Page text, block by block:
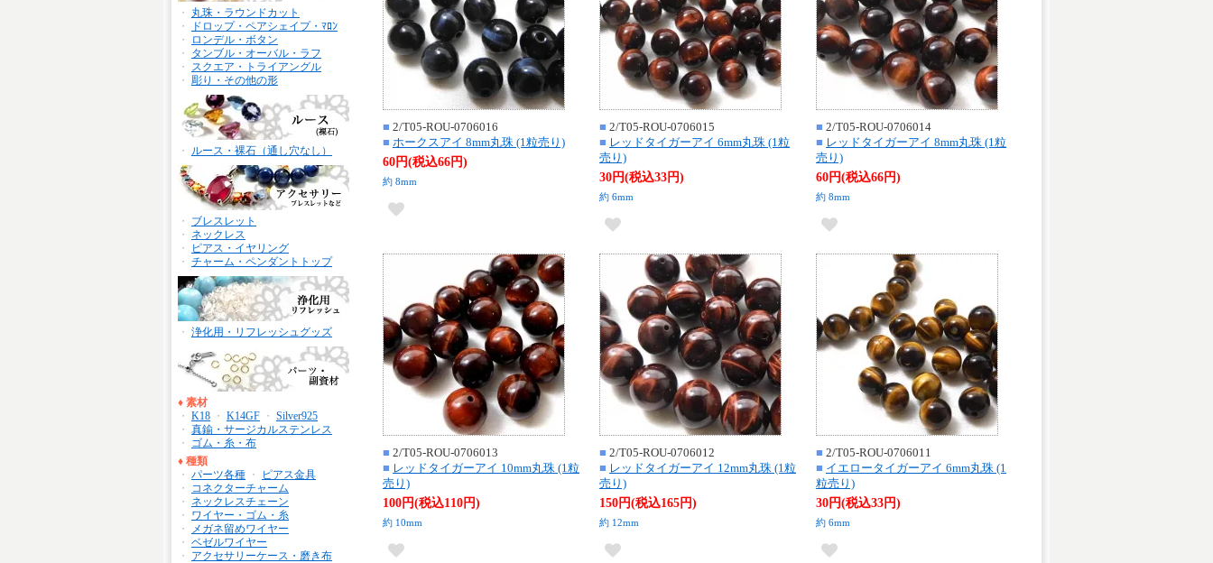
・
丸珠・ラウンドカット
・
ドロップ・ペアシェイプ・ﾏﾛﾝ
・
ロンデル・ボタン
・
タンブル・オーバル・ラフ
・
スクエア・トライアングル
・ 彫り・その他の形
・ ルース・裸石（通し穴なし）
・
ブレスレット
・
ネックレス
・
ピアス・イヤリング
・ チャーム・ペンダントトップ
・ 浄化用・リフレッシュグッズ
♦ 素材
・ K18 ・ K14GF ・ Silver925
・ 真鍮・サージカルステンレス
・
ゴム・糸・布
♦ 種類
・ パーツ各種 ・
ピアス金具
・
コネクターチャーム
・
ネックレスチェーン
・
ワイヤー・ゴム・糸
・
メガネ留めワイヤー
・ ベゼルワイヤー
・
アクセサリーケース・磨き布
■ 2/T05-ROU-0706016
■ ホークスアイ 8mm丸珠 (1粒売り)
60円(税込66円)
約 8mm
■ 2/T05-ROU-0706015
■ レッドタイガーアイ 6mm丸珠 (1粒
売り)
30円(税込33円)
約 6mm
■ 2/T05-ROU-0706014
■ レッドタイガーアイ 8mm丸珠 (1粒
売り)
60円(税込66円)
約 8mm
■ 2/T05-ROU-0706013
■ レッドタイガーアイ 10mm丸珠 (1粒
売り)
100円(税込110円)
約 10mm
■ 2/T05-ROU-0706012
■ レッドタイガーアイ 12mm丸珠 (1粒
売り)
150円(税込165円)
約 12mm
■ 2/T05-ROU-0706011
■ イエロータイガーアイ 6mm丸珠 (1
粒売り)
30円(税込33円)
約 6mm